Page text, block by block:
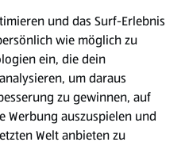
und das Surf-Erlebnis
wie möglich zu
ein, die dein
um daraus
zu gewinnen, auf
Werbung auszuspielen und
Welt anbieten zu